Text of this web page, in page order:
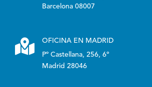
Barcelona 08007

OFICINA EN MADRID
Pº Castellana, 256, 6º
Madrid 28046